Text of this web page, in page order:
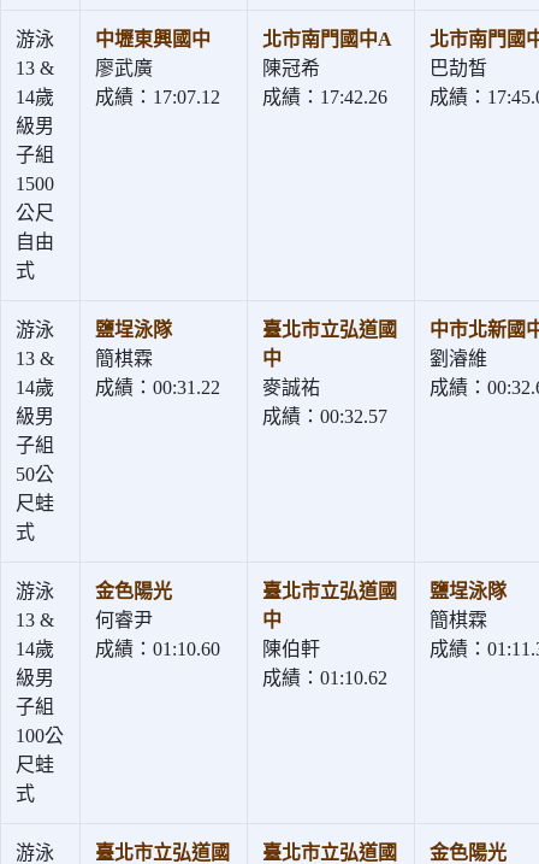
游泳
13 &
14歲
級男
子組
1500
公尺
自由
式
中壢東興國中
廖武廣
成績：17:07.12
北市南門國中A
陳冠希
成績：17:42.26
北市南門國
巴劼皙
成績：
游泳
13 &
14歲
級男
子組
50公
尺蛙
式
鹽埕泳隊
簡棋霖
成績：00:31.22
臺北市立弘道國
中
麥誠祐
成績：00:32.57
中市北新國
劉濬維
成績：
游泳
13 &
14歲
級男
子組
100公
尺蛙
式
金色陽光
何睿尹
成績：01:10.60
臺北市立弘道國
中
陳伯軒
成績：01:10.62
鹽埕泳隊
簡棋霖
成績：
游泳
臺北市立弘道國
臺北市立弘道國
金色陽光